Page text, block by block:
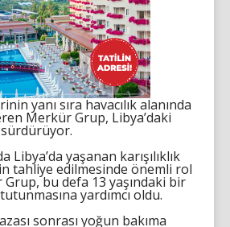
yanı sıra havacılık alanında
Merkür Grup, Libya’daki
sürdürüyor.
Libya’da yaşanan karışılıklık
tahliye edilmesinde önemli rol
bu defa 13 yaşındaki bir
yardımcı oldu.
sonrası yoğun bakıma